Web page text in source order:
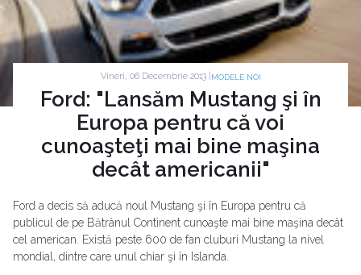
Vineri, 06 Decembrie 2013 | MODELE NOI
Ford: "Lansăm Mustang şi în
Europa pentru că voi
cunoaşteţi mai bine maşina
decât americanii"
Ford a decis să aducă noul Mustang şi în Europa pentru că
publicul de pe Bătrânul Continent cunoaşte mai bine maşina decât
cel american. Există peste 600 de fan cluburi Mustang la nivel
mondial, dintre care unul chiar şi în Islanda.